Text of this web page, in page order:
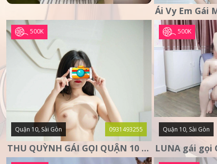
500K
Quận 10, Sài Gòn 0931493255
THU QUỲNH GÁI GỌI QUẬN 10 – MẶT XINH DA TRẮNG – SANG
500K
Quận 10, Sài Gòn